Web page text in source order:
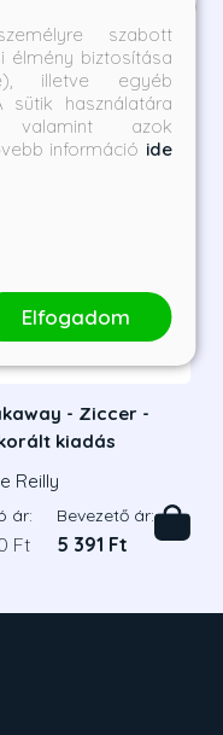
- Ziccer -
kiadás
Reilly
ár:
Ft
Bevezető ár:
5 391 Ft
szabott
élmény biztosítása
illetve egyéb
sütik használatára
valamint azok
információ ide
Elfogadom